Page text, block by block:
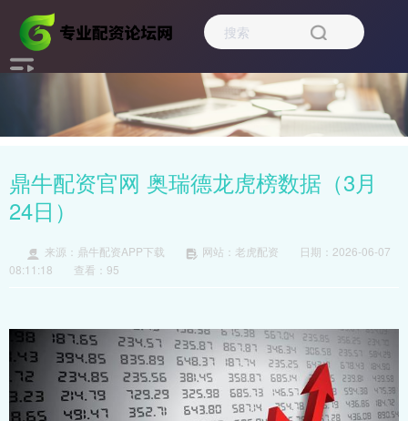
鼎牛配资官网 奥瑞德龙虎榜数据（3月
24日）
来源：鼎牛配资APP下载 网站：老虎配资
日期：2026-06-07
08:11:18
查看：95